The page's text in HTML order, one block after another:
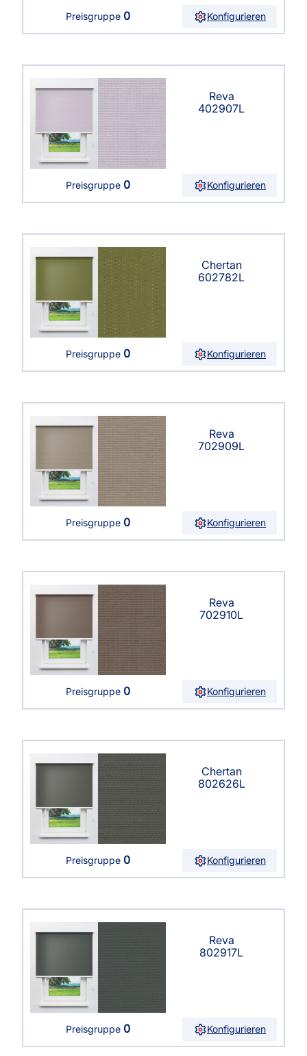
Preisgruppe 0 Konfigurieren
Reva
402907L
Preisgruppe 0 Konfigurieren
Chertan
602782L
Preisgruppe 0 Konfigurieren
Reva
702909L
Preisgruppe 0 Konfigurieren
Reva
702910L
Preisgruppe 0 Konfigurieren
Chertan
802626L
Preisgruppe 0 Konfigurieren
Reva
802917L
Preisgruppe 0 Konfigurieren